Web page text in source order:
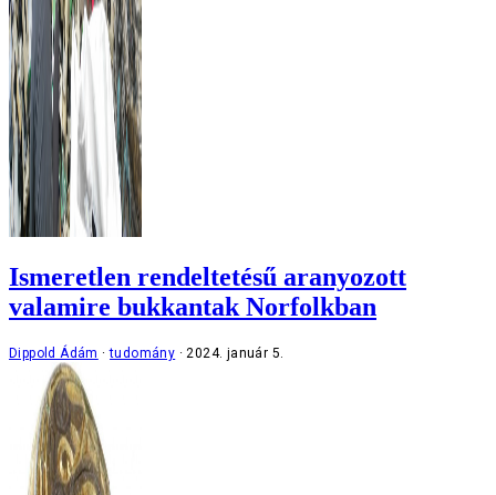
Ismeretlen rendeltetésű aranyozott
valamire bukkantak Norfolkban
Dippold Ádám tudomány 2024. január 5.